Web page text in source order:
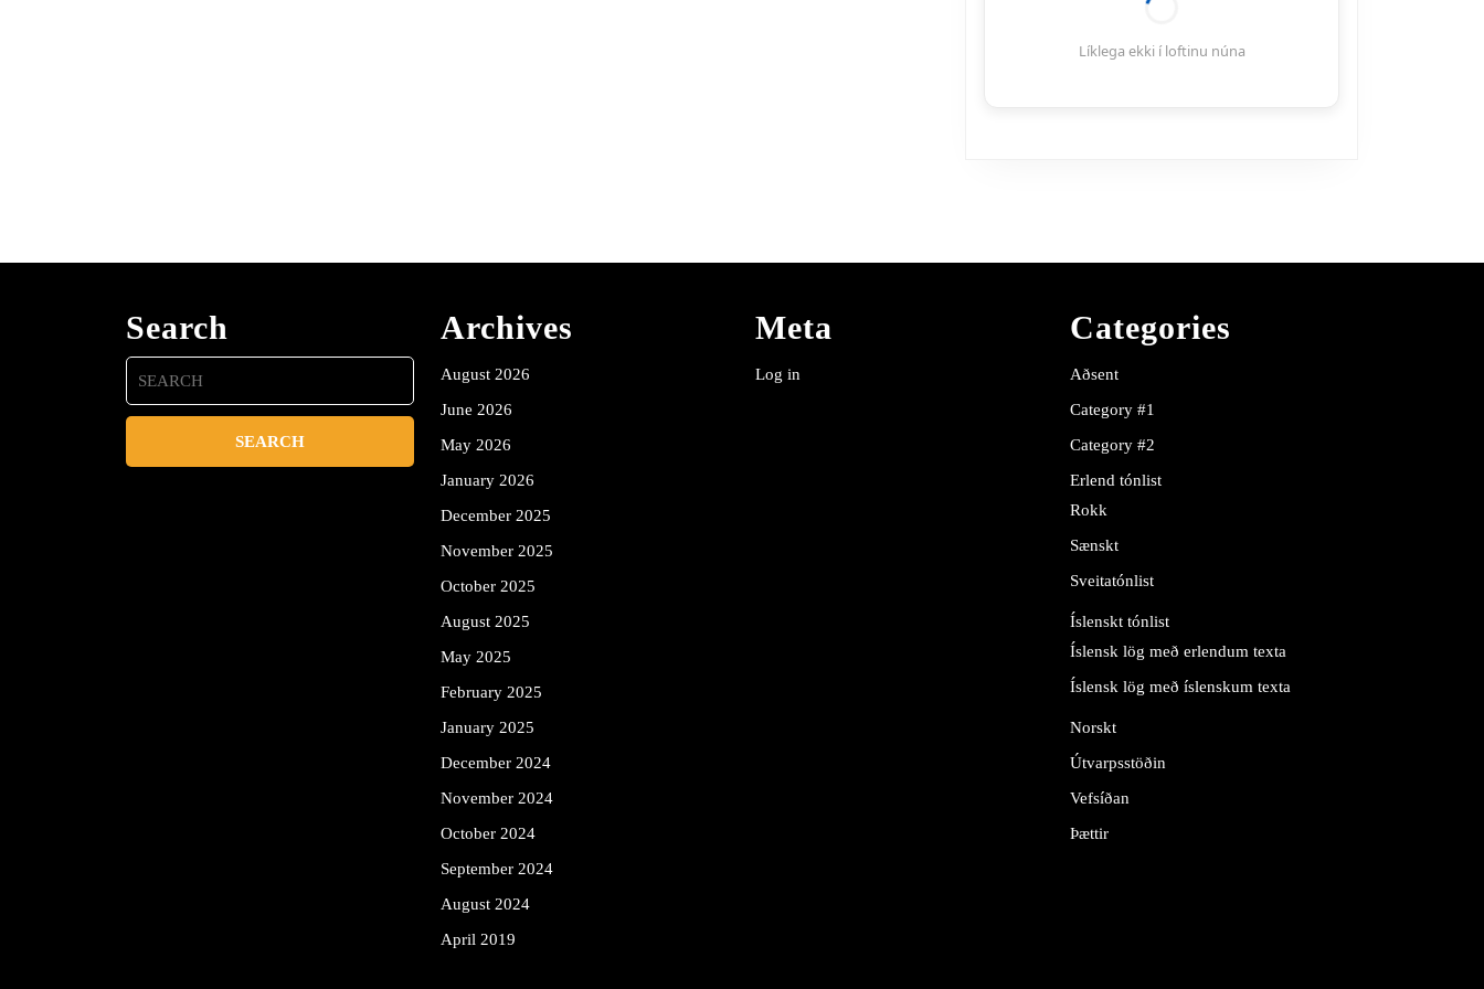
Líklega ekki í loftinu núna
Search
Search
for:
Archives
August 2026
June 2026
May 2026
January 2026
December 2025
November 2025
October 2025
August 2025
May 2025
February 2025
January 2025
December 2024
November 2024
October 2024
September 2024
August 2024
April 2019
Meta
Log in
Categories
Aðsent
Category #1
Category #2
Erlend tónlist
Rokk
Sænskt
Sveitatónlist
Íslenskt tónlist
Íslensk lög með erlendum texta
Íslensk lög með íslenskum texta
Norskt
Útvarpsstöðin
Vefsíðan
Þættir